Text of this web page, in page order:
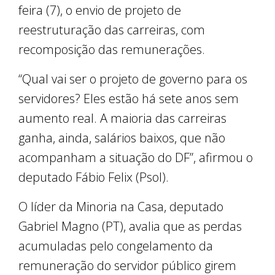
feira (7), o envio de projeto de
reestruturação das carreiras, com
recomposição das remunerações.
“Qual vai ser o projeto de governo para os
servidores? Eles estão há sete anos sem
aumento real. A maioria das carreiras
ganha, ainda, salários baixos, que não
acompanham a situação do DF”, afirmou o
deputado Fábio Felix (Psol).
O líder da Minoria na Casa, deputado
Gabriel Magno (PT), avalia que as perdas
acumuladas pelo congelamento da
remuneração do servidor público girem